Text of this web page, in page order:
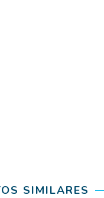
SIMILARES